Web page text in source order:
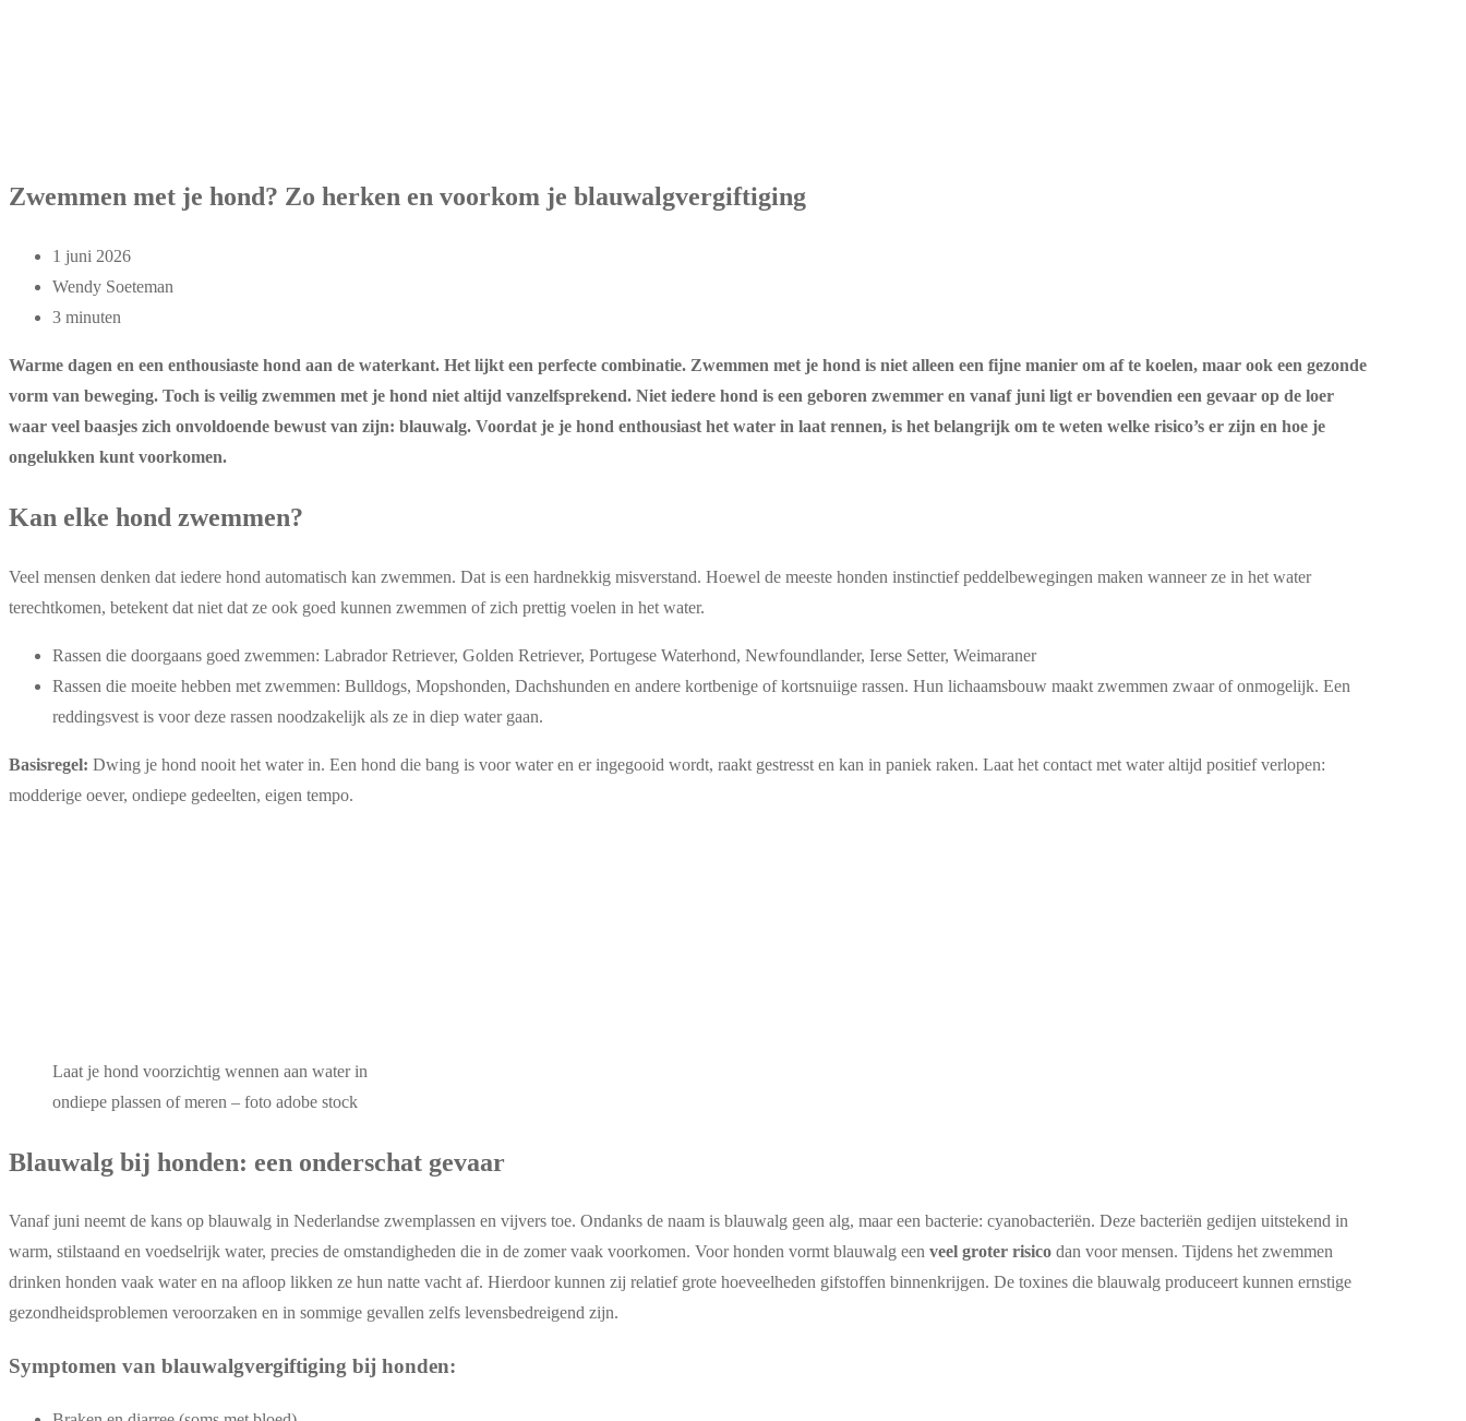
Zwemmen met je hond? Zo herken en voorkom je blauwalgvergiftiging
1 juni 2026
Wendy Soeteman
3 minuten
Warme dagen en een enthousiaste hond aan de waterkant. Het lijkt een perfecte combinatie. Zwemmen met je hond is niet alleen een fijne manier om af te koelen, maar ook een gezonde
vorm van beweging. Toch is veilig zwemmen met je hond niet altijd vanzelfsprekend. Niet iedere hond is een geboren zwemmer en vanaf juni ligt er bovendien een gevaar op de loer
waar veel baasjes zich onvoldoende bewust van zijn: blauwalg. Voordat je je hond enthousiast het water in laat rennen, is het belangrijk om te weten welke risico’s er zijn en hoe je
ongelukken kunt voorkomen.
Kan elke hond zwemmen?
Veel mensen denken dat iedere hond automatisch kan zwemmen. Dat is een hardnekkig misverstand. Hoewel de meeste honden instinctief peddelbewegingen maken wanneer ze in het water
terechtkomen, betekent dat niet dat ze ook goed kunnen zwemmen of zich prettig voelen in het water.
Rassen die doorgaans goed zwemmen: Labrador Retriever, Golden Retriever, Portugese Waterhond, Newfoundlander, Ierse Setter, Weimaraner
Rassen die moeite hebben met zwemmen: Bulldogs, Mopshonden, Dachshunden en andere kortbenige of kortsnuiige rassen. Hun lichaamsbouw maakt zwemmen zwaar of onmogelijk. Een
reddingsvest is voor deze rassen noodzakelijk als ze in diep water gaan.
Basisregel: Dwing je hond nooit het water in. Een hond die bang is voor water en er ingegooid wordt, raakt gestresst en kan in paniek raken. Laat het contact met water altijd positief verlopen:
modderige oever, ondiepe gedeelten, eigen tempo.
Laat je hond voorzichtig wennen aan water in
ondiepe plassen of meren – foto adobe stock
Blauwalg bij honden: een onderschat gevaar
Vanaf juni neemt de kans op blauwalg in Nederlandse zwemplassen en vijvers toe. Ondanks de naam is blauwalg geen alg, maar een bacterie: cyanobacteriën. Deze bacteriën gedijen uitstekend in
warm, stilstaand en voedselrijk water, precies de omstandigheden die in de zomer vaak voorkomen. Voor honden vormt blauwalg een veel groter risico dan voor mensen. Tijdens het zwemmen
drinken honden vaak water en na afloop likken ze hun natte vacht af. Hierdoor kunnen zij relatief grote hoeveelheden gifstoffen binnenkrijgen. De toxines die blauwalg produceert kunnen ernstige
gezondheidsproblemen veroorzaken en in sommige gevallen zelfs levensbedreigend zijn.
Symptomen van blauwalgvergiftiging bij honden: